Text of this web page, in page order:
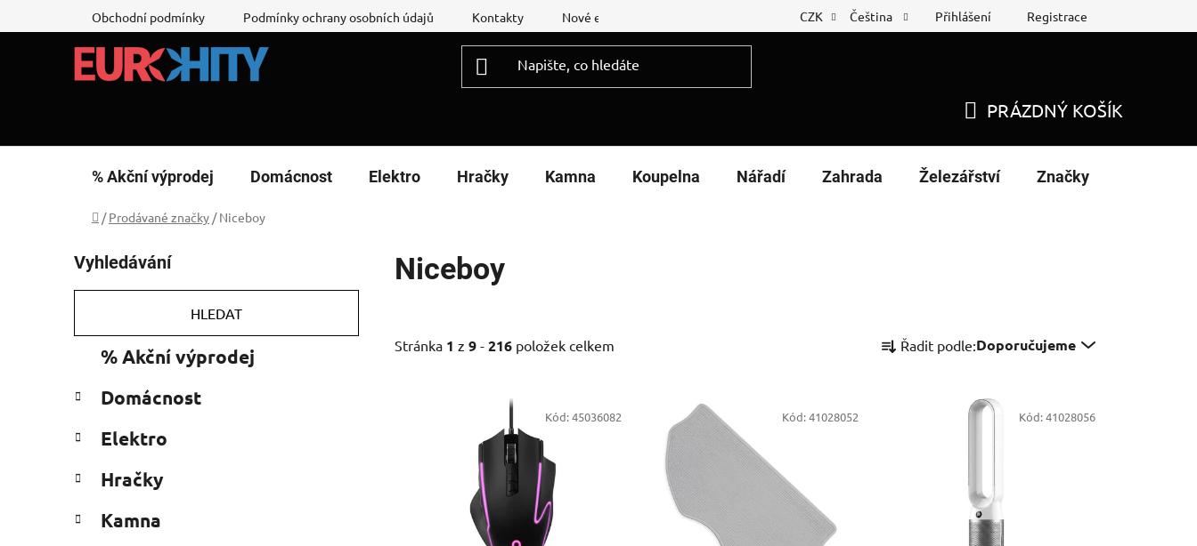
na
Obchodní podmínky Podmínky ochrany osobních údajů Kontakty Nové energetické štítky Reklamační list Nákup na splátky
CZK Čeština Přihlášení Registrace
KOŠÍK
PRÁZDNÝ KOŠÍK
% Akční výprodej Domácnost Elektro Hračky Kamna Koupelna Nářadí Zahrada Železářství Značky
Domů
/ Prodávané značky / Niceboy
o
s
r
n
í
a
e
Vyhledávání
HLEDAT
kategorie
e
o
i
% Akční výprodej
Domácnost
Elektro
Hračky
Kamna
Niceboy
Stránka 1 z 9 - 216 položek celkem
a Řadit podle:Doporučujeme
Kód:45036082 Kód:41028052 Kód:41028056